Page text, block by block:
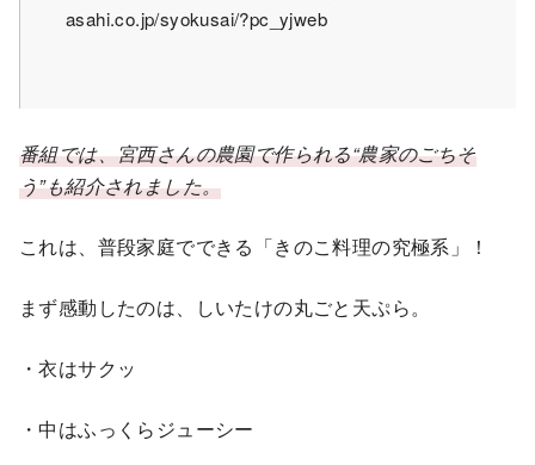
asahi.co.jp/syokusai/?pc_yjweb
番組では、宮西さんの農園で作られる“農家のごちそ
う”も紹介されました。
これは、普段家庭でできる「きのこ料理の究極系」！
まず感動したのは、しいたけの丸ごと天ぷら。
・衣はサクッ
・中はふっくらジューシー